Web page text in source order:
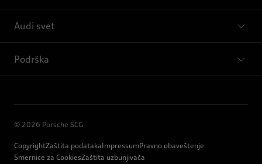
Audi svet
Podrška
© 2026 Porsche SCG
CopyrightZaštita podatakaImpressumPravno obaveštenje
Smernice za CookiesZaštita uzbunjivača